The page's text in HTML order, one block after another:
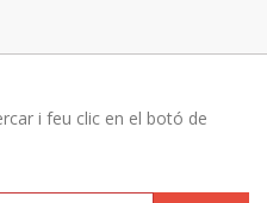
i feu clic en el botó de